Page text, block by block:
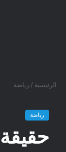
الرئيسية / رياضة
رياضة